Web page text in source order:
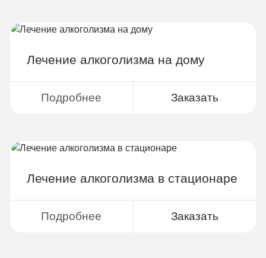
Лечение алкоголизма на дому
Подробнее Заказать
Лечение алкоголизма в стационаре
Подробнее Заказать